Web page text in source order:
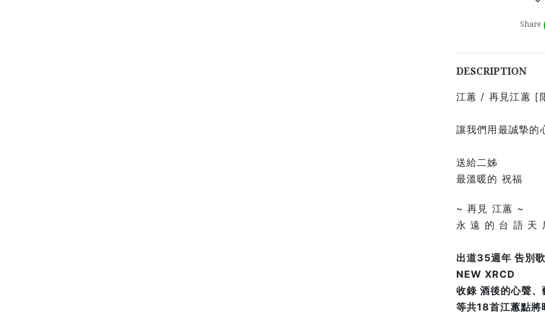
Share
DESCRIPTION
江蕙 / 再見江蕙 [
讓我們用最誠摯的
送給二姊
最溫暖的 祝福
~ 再見 江蕙 ~
永 遠 的 台 語 天
出道35週年 告別
NEW XRCD
收錄 酒後的心聲
等共18首江蕙點將